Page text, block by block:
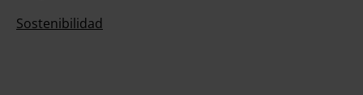
Sostenibilidad